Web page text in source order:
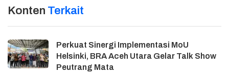
Konten Terkait
Perkuat Sinergi Implementasi MoU
Helsinki, BRA Aceh Utara Gelar Talk Show
Peutrang Mata